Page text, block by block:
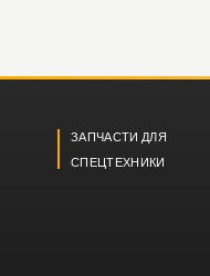
ЗАПЧАСТИ ДЛЯ
СПЕЦТЕХНИКИ